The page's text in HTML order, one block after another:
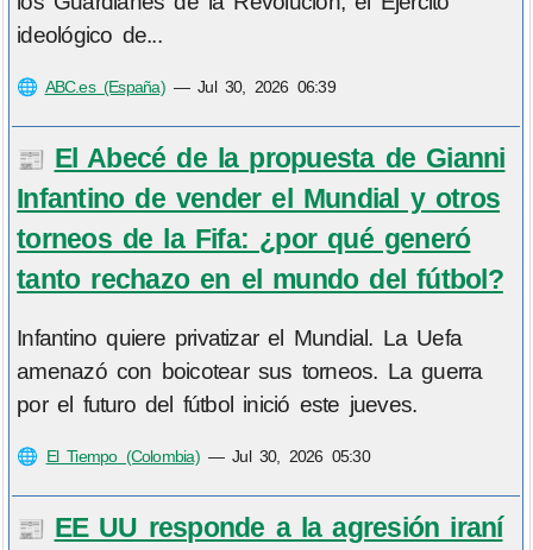
ideológico de...
🌐 ABC.es (España)—Jul 30, 2026 06:39
📰 El Abecé de la propuesta de Gianni
Infantino de vender el Mundial y otros
torneos de la Fifa: ¿por qué generó
tanto rechazo en el mundo del fútbol?
Infantino quiere privatizar el Mundial. La Uefa
amenazó con boicotear sus torneos. La guerra
por el futuro del fútbol inició este jueves.
🌐 El Tiempo (Colombia)—Jul 30, 2026 05:30
📰 EE UU responde a la agresión iraní